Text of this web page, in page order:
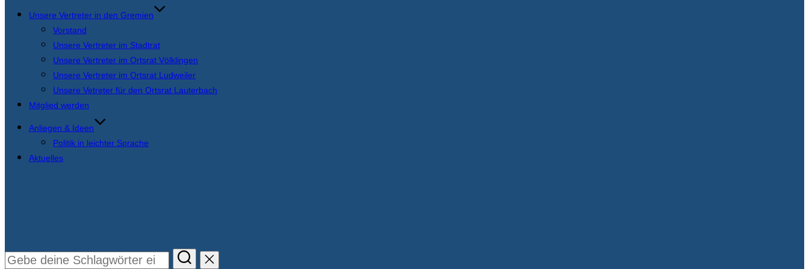
Unsere Vertreter in den Gremien
Vorstand
Unsere Vertreter im Stadtrat
Unsere Vertreter im Ortsrat Völklingen
Unsere Vertreter im Ortsrat Ludweiler
Unsere Vetreter für den Ortsrat Lauterbach
Mitglied werden
Anliegen & Ideen
Politik in leichter Sprache
Aktuelles
Suchen